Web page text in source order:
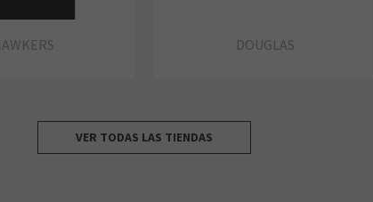
DOUGLAS
VER TODAS LAS TIENDAS